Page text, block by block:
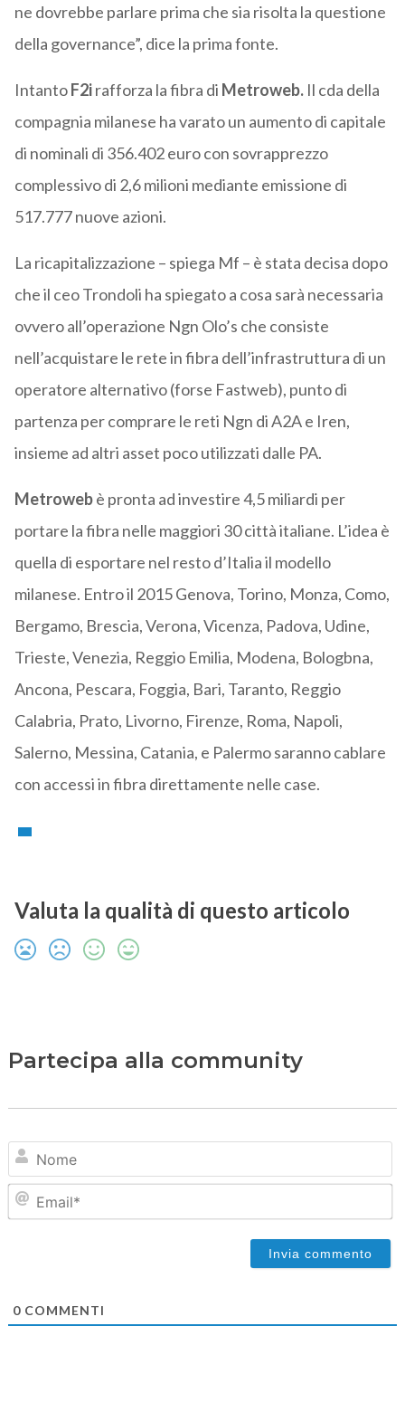
ne dovrebbe parlare prima che sia risolta la questione
della governance”, dice la prima fonte.
IntantoF2irafforza la fibra di Metroweb.Il cda della
compagnia milanese ha varato un aumento di capitale
di nominali di 356.402 euro con sovrapprezzo
complessivo di 2,6 milioni mediante emissione di
517.777 nuove azioni.
La ricapitalizzazione – spiega Mf – è stata decisa dopo
che il ceo Trondoli ha spiegato a cosa sarà necessaria
ovvero all’operazione Ngn Olo’s che consiste
nell’acquistare le rete in fibra dell’infrastruttura di un
operatore alternativo (forse Fastweb), punto di
partenza per comprare le reti Ngn di A2A e Iren,
insieme ad altri asset poco utilizzati dalle PA.
Metrowebè pronta ad investire 4,5 miliardi per
portare la fibra nelle maggiori 30 città italiane. L’idea è
quella di esportare nel resto d’Italia il modello
milanese. Entro il 2015 Genova, Torino, Monza, Como,
Bergamo, Brescia, Verona, Vicenza, Padova, Udine,
Trieste, Venezia, Reggio Emilia, Modena, Bologbna,
Ancona, Pescara, Foggia, Bari, Taranto, Reggio
Calabria, Prato, Livorno, Firenze, Roma, Napoli,
Salerno, Messina, Catania, e Palermo saranno cablare
con accessi in fibra direttamente nelle case.
Valuta la qualità di questo articolo
Partecipa alla community
0COMMENTI